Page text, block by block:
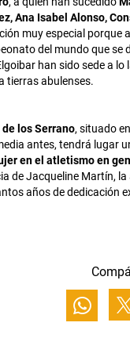
Ana Isabel Alonso,
muy especial porque
del mundo que se
han sido sede a lo
tierras abulenses.
los Serrano, situado
antes, tendrá lugar
en el atletismo en
de Jacqueline Martín,
años de dedicación